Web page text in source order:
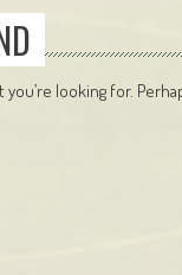
looking for.